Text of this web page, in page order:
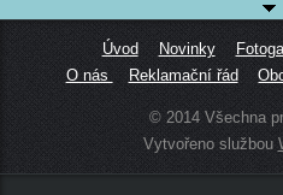
Úvod Novinky
O nás
Reklamační řád
© 2014 Všechna
Vytvořeno službou